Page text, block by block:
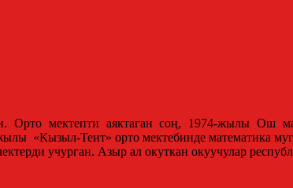
Орто мектепти аяктаган соң, 1974-жылы Ош
«Кызыл-Теит» орто мектебинде математика
учурган. Азыр ал окуткан окуучулар